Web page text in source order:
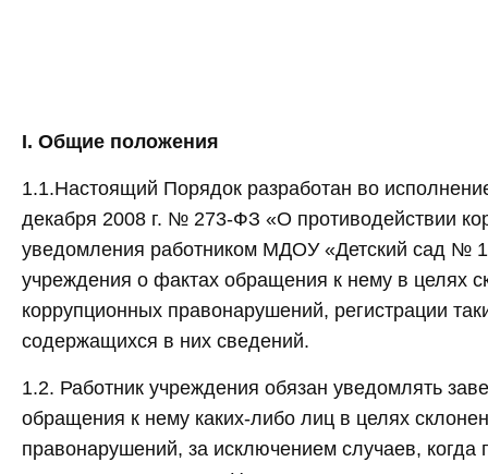
I. Общие положения
1.1.Настоящий Порядок разработан во
декабря 2008 г. № 273-ФЗ «О противодействии
уведомления работником МДОУ «Детский сад №
учреждения о фактах обращения к нему в целях
коррупционных правонарушений, регистрации
содержащихся в них сведений.
1.2. Работник учреждения обязан уведомлять
обращения к нему каких-либо лиц в целях
правонарушений, за исключением случаев,